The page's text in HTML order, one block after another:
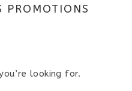
PROMOTIONS
looking for.